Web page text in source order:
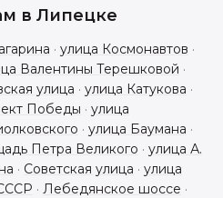
в Липецке
· улица Космонавтов ·
Валентины Терешковой ·
улица · улица Катукова ·
Победы · улица
· улица Баумана ·
Петра Великого · улица А.
· Советская улица · улица
· Лебедянское шоссе ·